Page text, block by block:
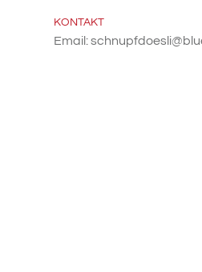
KONTAKT
Email: